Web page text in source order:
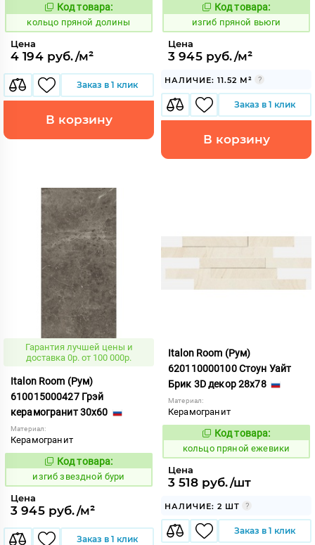
743646
Код товара:
кольцо пряной долины
Цена
4 194 руб./м²
Заказ в 1 клик
В корзину
571764
Код товара:
изгиб пряной вьюги
Цена
3 945 руб./м²
НАЛИЧИЕ: 11.52 М²
Заказ в 1 клик
В корзину
Гарантия лучшей цены и
доставка 0р. от 100 000р.
Italon Room (Рум)
610015000427 Грэй
керамогранит 30x60
Материал:
Керамогранит
566130
Код товара:
изгиб звездной бури
Цена
3 945 руб./м²
Заказ в 1 клик
Italon Room (Рум)
620110000100 Стоун Уайт
Брик 3D декор 28x78
Материал:
Керамогранит
743649
Код товара:
кольцо пряной ежевики
Цена
3 518 руб./шт
НАЛИЧИЕ: 2 ШТ
Заказ в 1 клик